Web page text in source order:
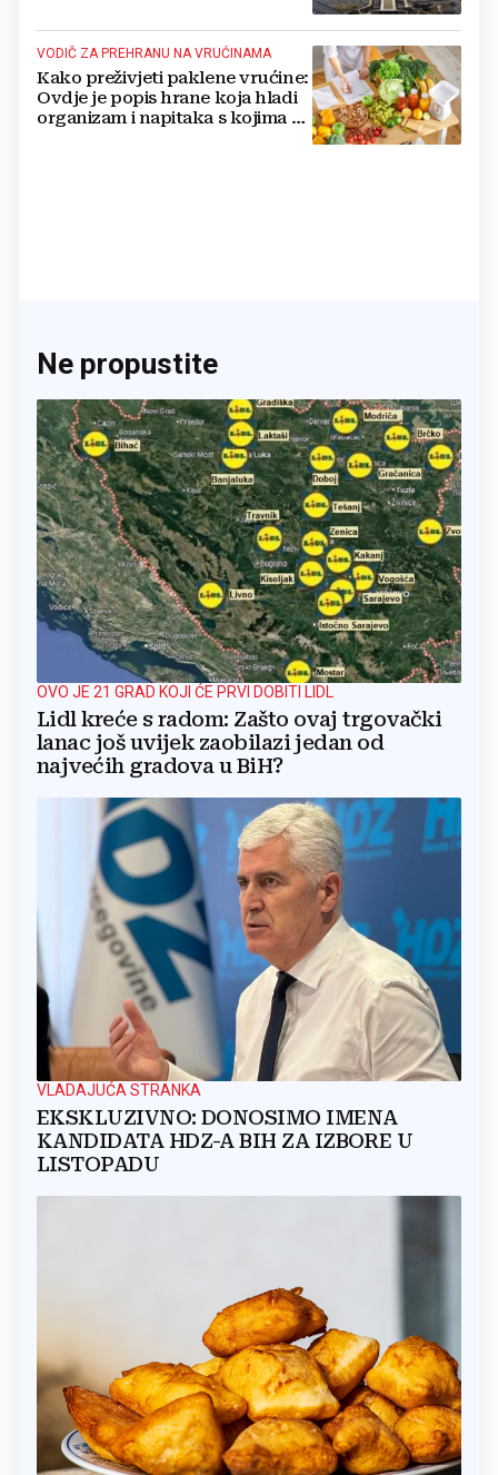
VODIČ ZA PREHRANU NA VRUĆINAMA
Kako preživjeti paklene vrućine:
Ovdje je popis hrane koja hladi
organizam i napitaka s kojima si
Ne propustite
OVO JE 21 GRAD KOJI ĆE PRVI DOBITI LIDL
Lidl kreće s radom: Zašto ovaj trgovački
lanac još uvijek zaobilazi jedan od
najvećih gradova u BiH?
VLADAJUĆA STRANKA
EKSKLUZIVNO: DONOSIMO IMENA
KANDIDATA HDZ-A BIH ZA IZBORE U
LISTOPADU